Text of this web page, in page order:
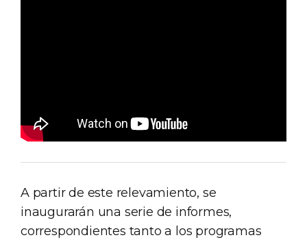
A partir de este relevamiento, se
inaugurarán una serie de informes,
correspondientes tanto a los programas